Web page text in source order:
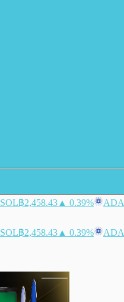
SOL฿2,458.43 ▲ 0.39% ADA
SOL฿2,458.43 ▲ 0.39% ADA